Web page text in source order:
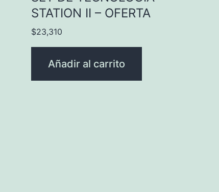
STATION II – OFERTA
$23,310
Añadir al carrito